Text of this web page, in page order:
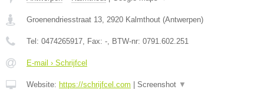
Groenendriesstraat 13 2920 Kalmthout (Antwerpen)
Tel: 0474265917 , Fax: - , BTW-nr: 0791.602.251
E-mail › Schrijfcel
Website: https://schrijfcel.com | Screenshot ▼